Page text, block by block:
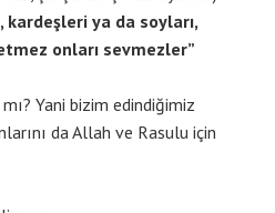
kardeşleri ya da soyları,
onları sevmezler”
Yani bizim edindiğimiz
da Allah ve Rasulu için